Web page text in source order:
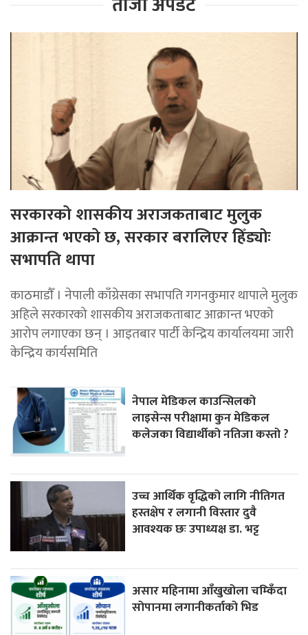
सरकारको शासकीय अराजकताबाट मुलुक
आक्रान्त भएको छ, सरकार बरालिएर हिँड्याेः
सभापति थापा
काठमाडाैँ । नेपाली काँग्रेसका सभापति गगनकुमार थापाले मुलुक
अहिले सरकारको शासकीय अराजकताबाट आक्रान्त भएको
आरोप लगाएका छन् । आइतबार पार्टी केन्द्रिय कार्यालयमा जारी
केन्द्रिय कार्यसमिति
नेपाल मेडिकल काउन्सिलको
लाइसेन्स परीक्षामा कुन मेडिकल
कलेजका विद्यार्थीको नतिजा कस्तो ?
उच्च आर्थिक वृद्धिको लागि नीतिगत
हस्तक्षेप र लगानी विस्तार दुवै
आवश्यक छः उपाध्यक्ष डा. भट्ट
असार महिनामा आँखुखोला चम्किँदा
सोपानमा लगानीकर्ताको भिड